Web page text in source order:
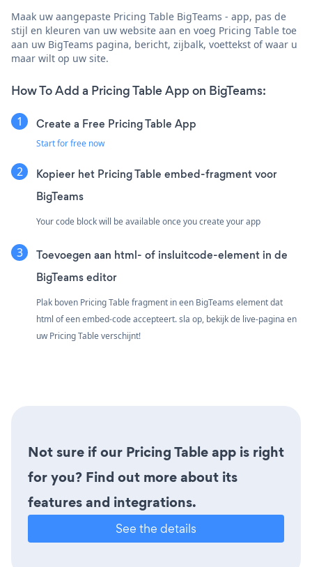
Maak uw aangepaste Pricing Table BigTeams - app, pas de
stijl en kleuren van uw website aan en voeg Pricing Table toe
aan uw BigTeams pagina, bericht, zijbalk, voettekst of waar u
maar wilt op uw site.
How To Add a Pricing Table App on BigTeams:
Create a Free Pricing Table App
Start for free now
Kopieer het Pricing Table embed-fragment voor
BigTeams
Your code block will be available once you create your app
Toevoegen aan html- of insluitcode-element in de
BigTeams editor
Plak boven Pricing Table fragment in een BigTeams element dat
html of een embed-code accepteert. sla op, bekijk de live-pagina en
uw Pricing Table verschijnt!
Not sure if our Pricing Table app is right
for you? Find out more about its
features and integrations.
See the details